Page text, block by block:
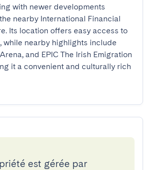
with newer developments
nearby International Financial
Its location offers easy access to
while nearby highlights include
and EPIC The Irish Emigration
it a convenient and culturally rich
est gérée par